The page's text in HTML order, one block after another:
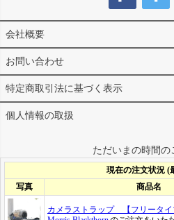
会社概要
お問い合わせ
特定商取引法に基づく表示
個人情報の取扱
ただいまの時間の